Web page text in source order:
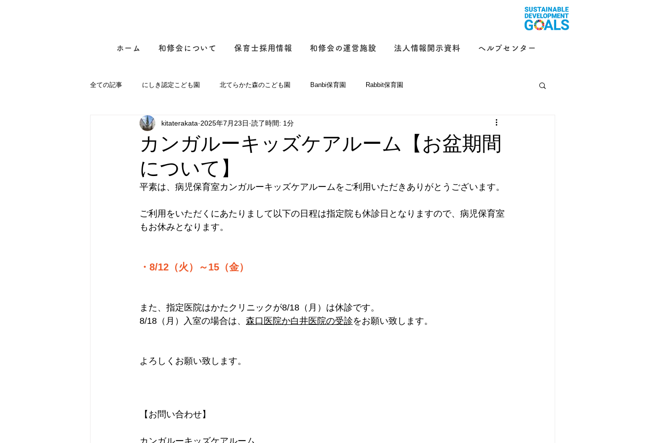
ホーム 和修会について 保育士採用情報 和修会の運営施設 法人情報開示資料 ヘルプセンター
全ての記事 にしき認定こども園 北てらかた森のこども園 Banbi保育園 Rabbit保育園
病児保育室カンガルーキッズケアルーム つるまち海の風保育園 ことり保育園
カンガルーキッズケアルーム【お盆期間
について】
kitaterakata 2025年7月23日 読了時間: 1分
平素は、病児保育室カンガルーキッズケアルームをご利用いただきありがとうございます。
ご利用をいただくにあたりまして以下の日程は指定院も休診日となりますので、病児保育室
もお休みとなります。
・8/12（火）～15（金）
また、指定医院はかたクリニックが8/18（月）は休診です。
8/18（月）入室の場合は、 森口医院か白井医院の受診をお願い致します。
よろしくお願い致します。
【お問い合わせ】
カンガルーキッズケアルーム